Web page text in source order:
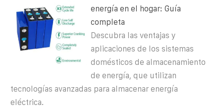
energía en el hogar: Guía
completa
Descubra las ventajas y
aplicaciones de los sistemas
domésticos de almacenamiento
de energía, que utilizan
tecnologías avanzadas para almacenar energía
eléctrica.